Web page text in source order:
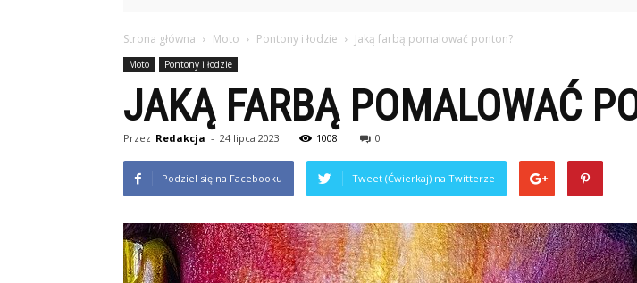
Strona główna Moto Pontony i łodzie Jaką farbą pomalować ponton?
Moto Pontony i łodzie
JAKĄ FARBĄ POMALOWAĆ
Przez Redakcja - 24 lipca 2023 1008 0
Podziel się na Facebooku Tweet (Ćwierkaj) na Twitterze